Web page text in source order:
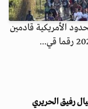
الأمريكية قادمين
رفيق الحريري